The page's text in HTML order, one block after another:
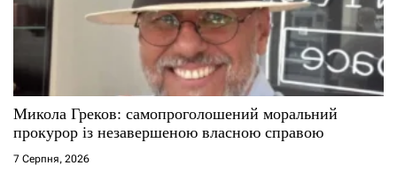
Микола Греков: самопроголошений моральний
прокурор із незавершеною власною справою
7 Серпня, 2026